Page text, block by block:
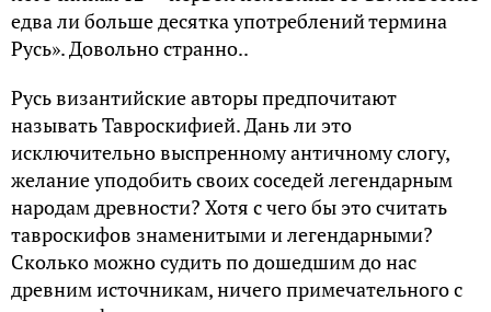
едва ли больше десятка употреблений термина
Русь». Довольно странно..
Русь византийские авторы предпочитают
называть Тавроскифией. Дань ли это
исключительно выспренному античному слогу,
желание уподобить своих соседей легендарным
народам древности? Хотя с чего бы это считать
тавроскифов знаменитыми и легендарными?
Сколько можно судить по дошедшим до нас
древним источникам, ничего примечательного с